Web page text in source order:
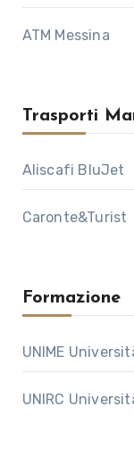
ATM Messina
Trasporti
Aliscafi BluJet
Caronte&Turist
Formazione
UNIME
UNIRC